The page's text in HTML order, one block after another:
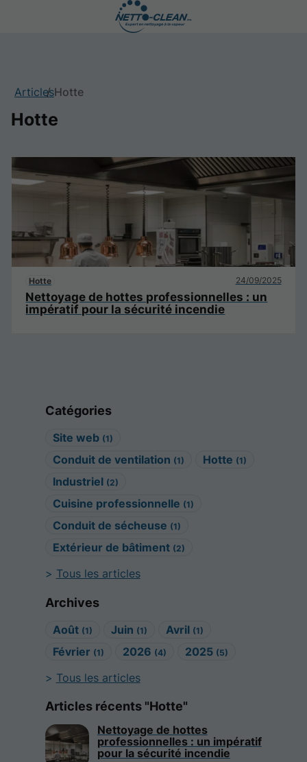
Catégories
Site web (1)
Conduit de ventilation (1) Hotte (1)
Industriel (2)
Cuisine professionnelle (1)
Conduit de sécheuse (1)
Extérieur de bâtiment (2)
Tous les articles
Archives
Août (1) Juin (1) Avril (1)
Février (1) 2026 (4) 2025 (5)
Tous les articles
Articles récents "Hotte"
Nettoyage de hottes
professionnelles : un impératif
pour la sécurité incendie
ArticlesHotte
Hotte
Hotte 24/09/2025
Nettoyage de hottes professionnelles : un
impératif pour la sécurité incendie